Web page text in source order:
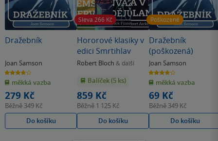
Dražebník
Joan Samson
3.8
z
5
hvězdiček
měkká vazba
279 Kč
Běžně 349 Kč
Do košíku
Sleva 266 Kč
Hororové klasiky v
edici Smrtihlav
Robert Bloch & další
Balíček (5 ks)
859 Kč
Běžně 1 125 Kč
Do košíku
Poškozené
Dražebník
(poškozená)
Joan Samson
3.8
z
5
hvězdiček
měkká vazba
69 Kč
Běžně 349 Kč
Do košíku